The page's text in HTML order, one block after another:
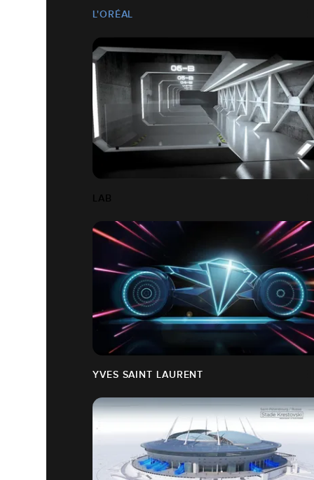
L'ORÉAL
LAB
YVES SAINT LAURENT